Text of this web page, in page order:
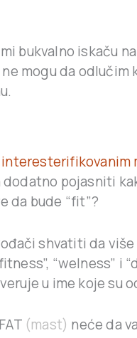
bukvalno iskaču
ne mogu da odlučim
interesterifikovanim
pojasniti
da bude “fit”?
shvatiti da
“welness” i
u ime koje su
(mast) neće da